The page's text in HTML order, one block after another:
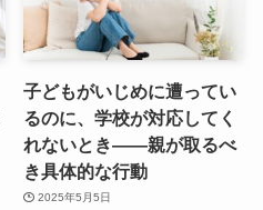
子どもがいじめに遭ってい
るのに、学校が対応してく
れないとき——親が取るべ
き具体的な行動
2025年5月5日